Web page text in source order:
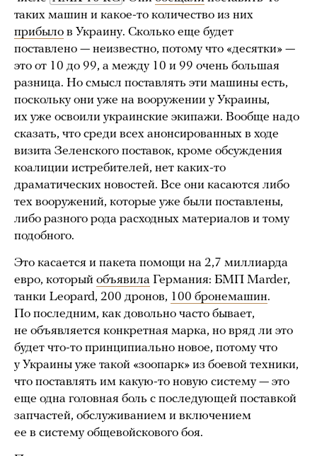
таких машин и какое-то количество из них
прибыло в Украину. Сколько еще будет
поставлено — неизвестно, потому что «десятки» —
это от 10 до 99, а между 10 и 99 очень большая
разница. Но смысл поставлять эти машины есть,
поскольку они уже на вооружении у Украины,
их уже освоили украинские экипажи. Вообще надо
сказать, что среди всех анонсированных в ходе
визита Зеленского поставок, кроме обсуждения
коалиции истребителей, нет каких-то
драматических новостей. Все они касаются либо
тех вооружений, которые уже были поставлены,
либо разного рода расходных материалов и тому
подобного.
Это касается и пакета помощи на 2,7 миллиарда
евро, который объявила Германия: БМП Marder,
танки Leopard, 200 дронов, 100 бронемашин.
По последним, как довольно часто бывает,
не объявляется конкретная марка, но вряд ли это
будет что-то принципиально новое, потому что
у Украины уже такой «зоопарк» из боевой техники,
что поставлять им какую-то новую систему — это
еще одна головная боль с последующей поставкой
запчастей, обслуживанием и включением
ее в систему общевойскового боя.